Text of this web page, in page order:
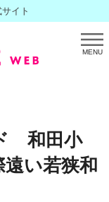
イト
MENU
和田小
い若狭和